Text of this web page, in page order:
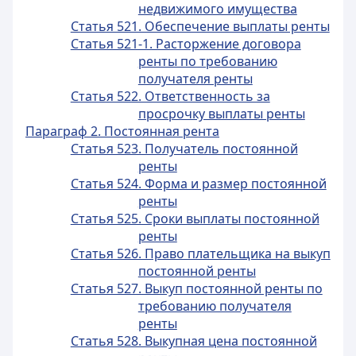
недвижимого имущества
Статья 521. Обеспечение выплаты ренты
Статья 521-1. Расторжение договора
ренты по требованию
получателя ренты
Статья 522. Ответственность за
просрочку выплаты ренты
Параграф 2. Постоянная рента
Статья 523. Получатель постоянной
ренты
Статья 524. Форма и размер постоянной
ренты
Статья 525. Сроки выплаты постоянной
ренты
Статья 526. Право плательщика на выкуп
постоянной ренты
Статья 527. Выкуп постоянной ренты по
требованию получателя
ренты
Статья 528. Выкупная цена постоянной